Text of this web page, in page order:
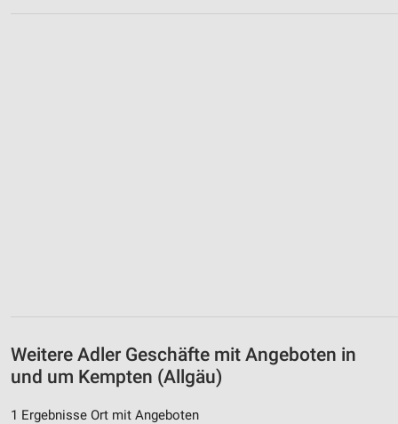
Weitere Adler Geschäfte mit Angeboten in
und um Kempten (Allgäu)
1 Ergebnisse Ort mit Angeboten